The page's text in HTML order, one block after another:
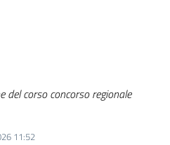
del corso concorso regionale
11:52